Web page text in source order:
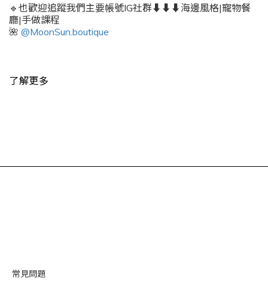
🔹也歡迎追蹤我們主要帳號IG社群⬇️⬇️⬇️海邊風格|寵物餐
廳|手做課程
🌺 @MoonSun.boutique
了解更多
常見問題